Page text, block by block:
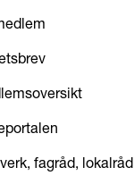
fagråd, lokalråd